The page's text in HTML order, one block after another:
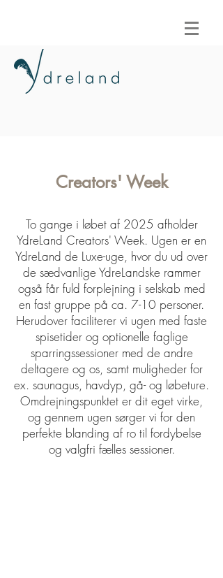
Creators' Week
To gange i løbet af 2025 afholder
YdreLand Creators' Week. Ugen er en
YdreLand de Luxe-uge, hvor du ud over
de sædvanlige YdreLandske rammer
også får fuld forplejning i selskab med
en fast gruppe på ca. 7-10 personer.
Herudover faciliterer vi ugen med faste
spisetider og optionelle faglige
sparringssessioner med de andre
deltagere og os, samt muligheder for
ex. saunagus, havdyp, gå- og løbeture.
Omdrejningspunktet er dit eget virke,
og gennem ugen sørger vi for den
perfekte blanding af ro til fordybelse
og valgfri fælles sessioner.